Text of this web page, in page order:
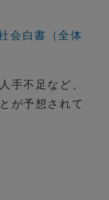
会白書（全体
手不足など、
が予想されて